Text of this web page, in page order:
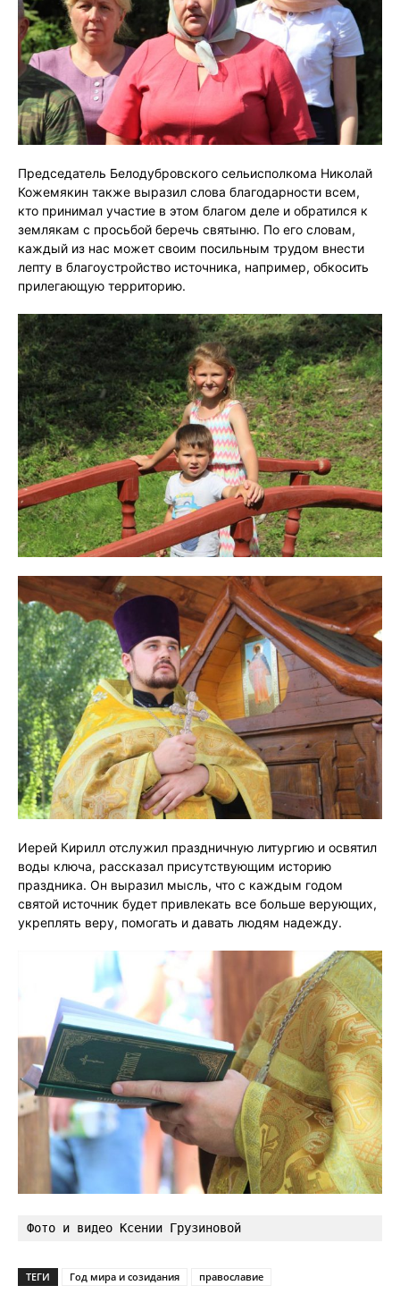
Председатель Белодубровского сельисполкома Николай
Кожемякин также выразил слова благодарности всем,
кто принимал участие в этом благом деле и обратился к
землякам с просьбой беречь святыню. По его словам,
каждый из нас может своим посильным трудом внести
лепту в благоустройство источника, например, обкосить
прилегающую территорию.
Иерей Кирилл отслужил праздничную литургию и освятил
воды ключа, рассказал присутствующим историю
праздника. Он выразил мысль, что с каждым годом
святой источник будет привлекать все больше верующих,
укреплять веру, помогать и давать людям надежду.
Фото и видео Ксении Грузиновой
ТЕГИ Год мира и созидания православие